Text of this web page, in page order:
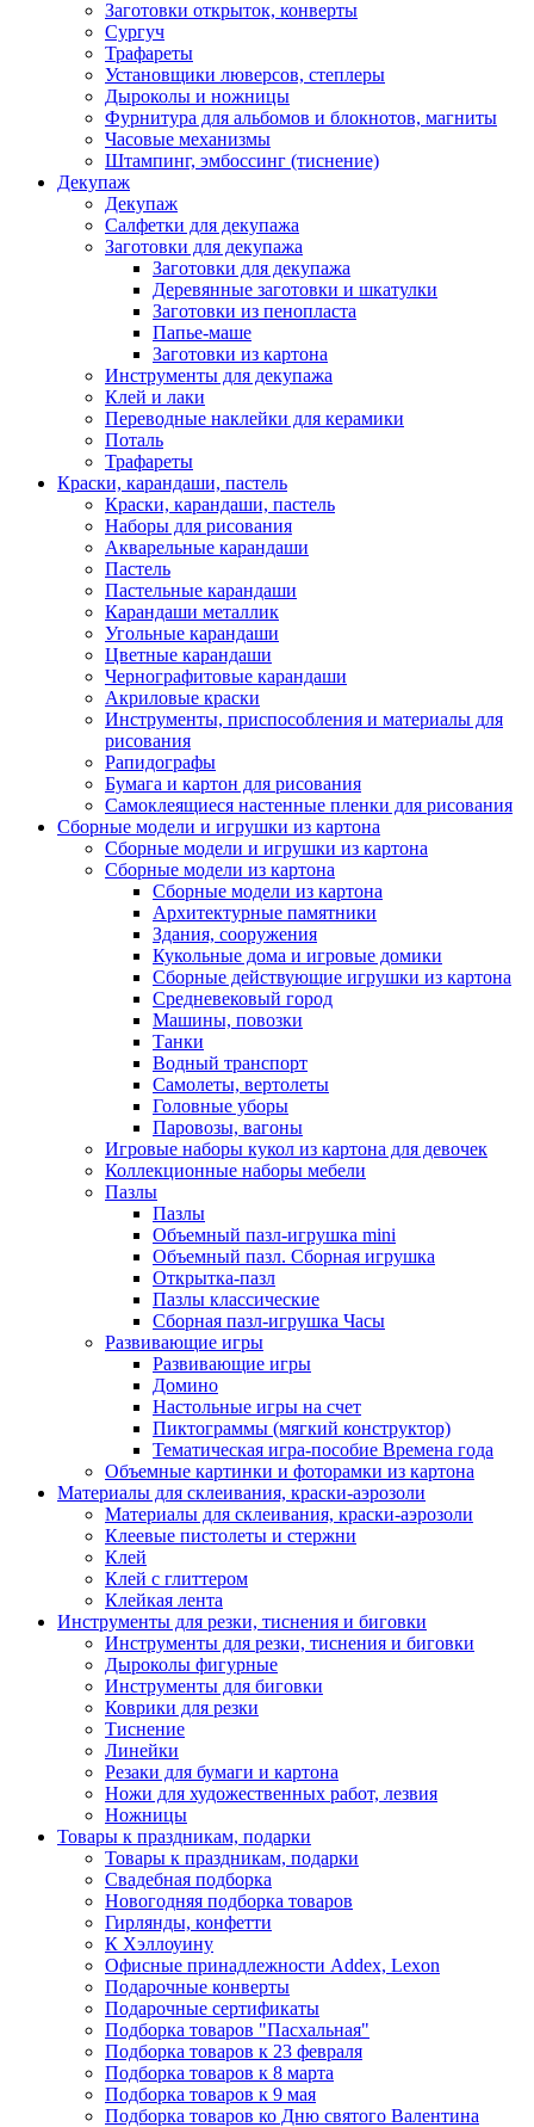
Заготовки открыток, конверты
Сургуч
Трафареты
Установщики люверсов, степлеры
Дыроколы и ножницы
Фурнитура для альбомов и блокнотов, магниты
Часовые механизмы
Штампинг, эмбоссинг (тиснение)
Декупаж
Декупаж
Салфетки для декупажа
Заготовки для декупажа
Заготовки для декупажа
Деревянные заготовки и шкатулки
Заготовки из пенопласта
Папье-маше
Заготовки из картона
Инструменты для декупажа
Клей и лаки
Переводные наклейки для керамики
Поталь
Трафареты
Краски, карандаши, пастель
Краски, карандаши, пастель
Наборы для рисования
Акварельные карандаши
Пастель
Пастельные карандаши
Карандаши металлик
Угольные карандаши
Цветные карандаши
Чернографитовые карандаши
Акриловые краски
Инструменты, приспособления и материалы для
рисования
Рапидографы
Бумага и картон для рисования
Самоклеящиеся настенные пленки для рисования
Сборные модели и игрушки из картона
Сборные модели и игрушки из картона
Сборные модели из картона
Сборные модели из картона
Архитектурные памятники
Здания, сооружения
Кукольные дома и игровые домики
Сборные действующие игрушки из картона
Средневековый город
Машины, повозки
Танки
Водный транспорт
Самолеты, вертолеты
Головные уборы
Паровозы, вагоны
Игровые наборы кукол из картона для девочек
Коллекционные наборы мебели
Пазлы
Пазлы
Объемный пазл-игрушка mini
Объемный пазл. Сборная игрушка
Открытка-пазл
Пазлы классические
Сборная пазл-игрушка Часы
Развивающие игры
Развивающие игры
Домино
Настольные игры на счет
Пиктограммы (мягкий конструктор)
Тематическая игра-пособие Времена года
Объемные картинки и фоторамки из картона
Материалы для склеивания, краски-аэрозоли
Материалы для склеивания, краски-аэрозоли
Клеевые пистолеты и стержни
Клей
Клей с глиттером
Клейкая лента
Инструменты для резки, тиснения и биговки
Инструменты для резки, тиснения и биговки
Дыроколы фигурные
Инструменты для биговки
Коврики для резки
Тиснение
Линейки
Резаки для бумаги и картона
Ножи для художественных работ, лезвия
Ножницы
Товары к праздникам, подарки
Товары к праздникам, подарки
Свадебная подборка
Новогодняя подборка товаров
Гирлянды, конфетти
К Хэллоуину
Офисные принадлежности Addex, Lexon
Подарочные конверты
Подарочные сертификаты
Подборка товаров "Пасхальная"
Подборка товаров к 23 февраля
Подборка товаров к 8 марта
Подборка товаров к 9 мая
Подборка товаров ко Дню святого Валентина